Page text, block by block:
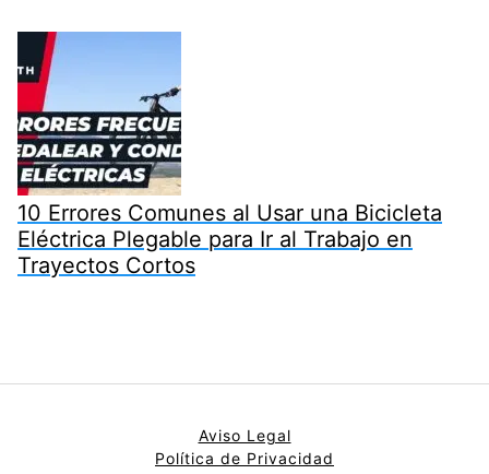
10 Errores Comunes al Usar una Bicicleta
Eléctrica Plegable para Ir al Trabajo en
Trayectos Cortos
Aviso Legal
Política de Privacidad